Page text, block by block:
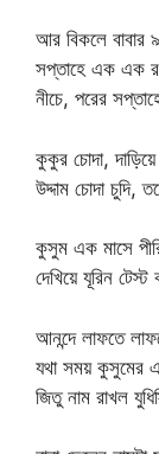
আর বিকলে বাবার
সপ্তাহে এক এক
নীচে, পরের
কুকুর চোদা,
উদ্দাম চোদা চুদি,
কুসুম এক মাসে
দেখিয়ে যূরিন
আনন্দে লাফতে
যথা সময় কুসুমের
জিতু নাম রাখল